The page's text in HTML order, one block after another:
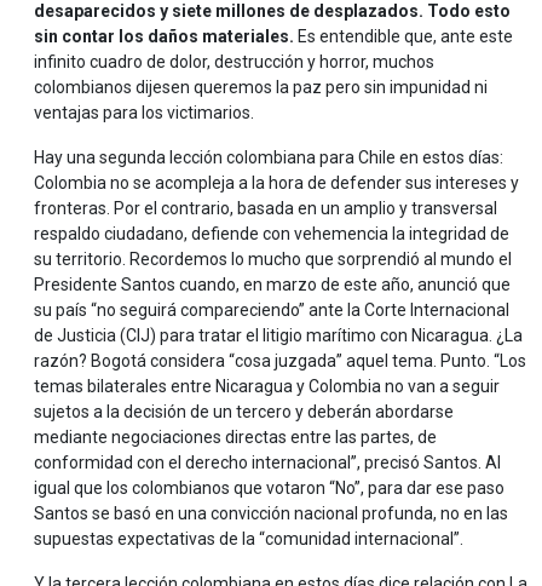
desaparecidos y siete millones de desplazados. Todo esto
sin contar los daños materiales. Es entendible que, ante este
infinito cuadro de dolor, destrucción y horror, muchos
colombianos dijesen queremos la paz pero sin impunidad ni
ventajas para los victimarios.
Hay una segunda lección colombiana para Chile en estos días:
Colombia no se acompleja a la hora de defender sus intereses y
fronteras. Por el contrario, basada en un amplio y transversal
respaldo ciudadano, defiende con vehemencia la integridad de
su territorio. Recordemos lo mucho que sorprendió al mundo el
Presidente Santos cuando, en marzo de este año, anunció que
su país “no seguirá compareciendo” ante la Corte Internacional
de Justicia (CIJ) para tratar el litigio marítimo con Nicaragua. ¿La
razón? Bogotá considera “cosa juzgada” aquel tema. Punto. “Los
temas bilaterales entre Nicaragua y Colombia no van a seguir
sujetos a la decisión de un tercero y deberán abordarse
mediante negociaciones directas entre las partes, de
conformidad con el derecho internacional”, precisó Santos. Al
igual que los colombianos que votaron “No”, para dar ese paso
Santos se basó en una convicción nacional profunda, no en las
supuestas expectativas de la “comunidad internacional”.